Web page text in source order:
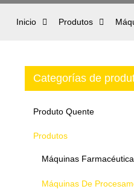
Inicio Produtos
Categorías de
Produto Quente
Produtos
Máquinas
Máquinas De